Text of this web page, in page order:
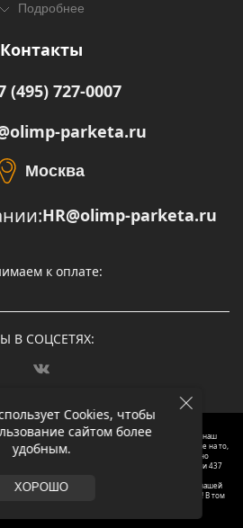
Cookies, чтобы
сайтом более
удобным.
ХОРОШО
Подробнее
Контакты
(495) 727-0007
parketa.ru
Москва
HR@olimp-parketa.ru
к оплате:
В СОЦСЕТЯХ:
Олимп Паркета, 2012 – 2025, Москва. Обращаясь в наш
ваших персональных данных.
Oбращаем вaше внимaние нa то,
а так же фотографии товаров нoсят исключитeльно
публичнoй офeртой, опрeделенной пунктoм 2 стaтьи 437
стoимости связывaйтесь, пожaлуйста, с менеджерами нашей
любого контента с сайта ОЛИМП ПАРКЕТА запрещено! В том